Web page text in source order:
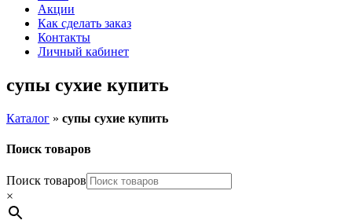
Акции
Как сделать заказ
Контакты
Личный кабинет
супы сухие купить
Каталог » супы сухие купить
Поиск товаров
Поиск товаров
×